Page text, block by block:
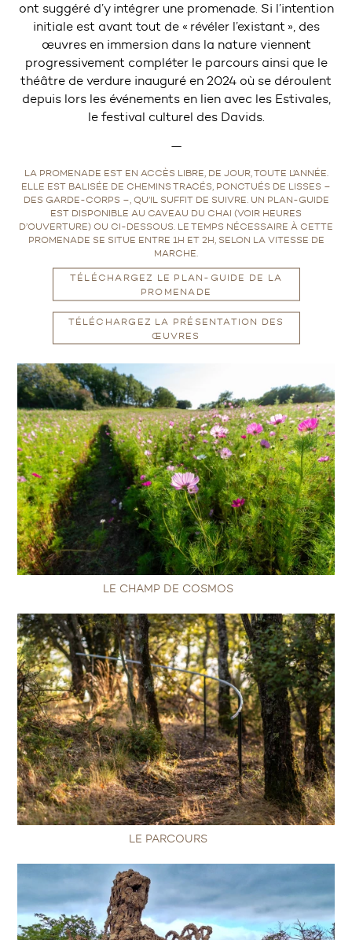
ont suggéré d’y intégrer une promenade. Si l’intention
initiale est avant tout de « révéler l’existant », des
œuvres en immersion dans la nature viennent
progressivement compléter le parcours ainsi que le
théâtre de verdure inauguré en 2024 où se déroulent
depuis lors les événements en lien avec les Estivales,
le festival culturel des Davids.
—
LA PROMENADE EST EN ACCÈS LIBRE, DE JOUR, TOUTE L’ANNÉE.
ELLE EST BALISÉE DE CHEMINS TRACÉS, PONCTUÉS DE LISSES –
DES GARDE-CORPS –, QU’IL SUFFIT DE SUIVRE. UN PLAN-GUIDE
EST DISPONIBLE AU CAVEAU DU CHAI (VOIR HEURES
D’OUVERTURE) OU CI-DESSOUS. LE TEMPS NÉCESSAIRE À CETTE
PROMENADE SE SITUE ENTRE 1H ET 2H, SELON LA VITESSE DE
MARCHE.
TÉLÉCHARGEZ LE PLAN-GUIDE DE LA
PROMENADE
TÉLÉCHARGEZ LA PRÉSENTATION DES
ŒUVRES
LE CHAMP DE COSMOS
LE PARCOURS